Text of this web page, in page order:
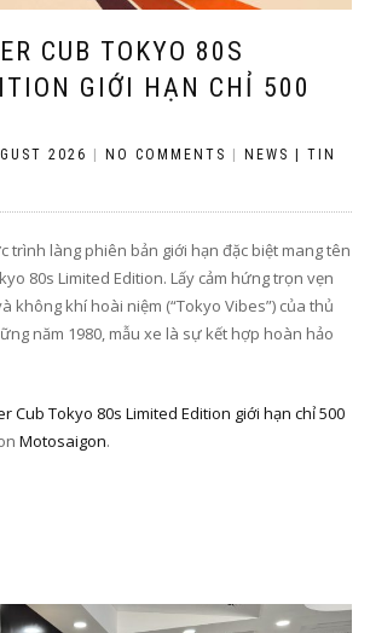
CUB TOKYO 80S
GIỚI HẠN CHỈ 500
2026 | NO COMMENTS | NEWS | TIN
trình làng phiên bản giới hạn đặc biệt mang tên
80s Limited Edition. Lấy cảm hứng trọn vẹn
không khí hoài niệm (“Tokyo Vibes”) của thủ
năm 1980, mẫu xe là sự kết hợp hoàn hảo
Cub Tokyo 80s Limited Edition giới hạn chỉ 500
Motosaigon.